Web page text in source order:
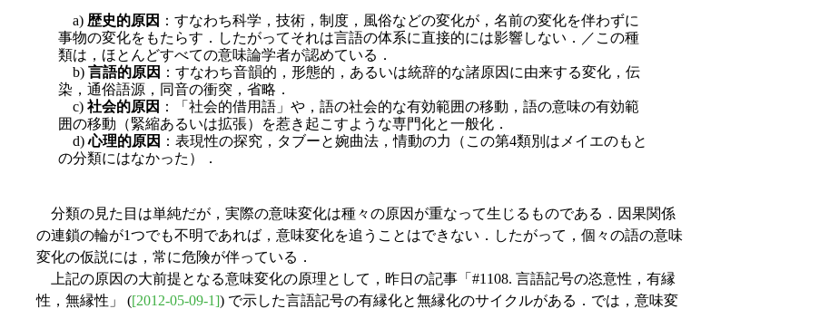
a) 歴史的原因 ：すなわち科学，技術，制度，風俗などの変化が，名前の変化を伴わずに
事物の変化をもたらす．したがってそれは言語の体系に直接的には影響しない．／この種
類は，ほとんどすべての意味論学者が認めている．
b) 言語的原因 ：すなわち音韻的，形態的，あるいは統辞的な諸原因に由来する変化，伝
染，通俗語源，同音の衝突，省略．
c) 社会的原因 ：「社会的借用語」や，語の社会的な有効範囲の移動，語の意味の有効範
囲の移動（緊縮あるいは拡張）を惹き起こすような専門化と一般化．
d)心理的原因 ：表現性の探究，タブーと婉曲法，情動の力（この第4類別はメイエのもと
の分類にはなかった）．
分類の見た目は単純だが，実際の意味変化は種々の原因が重なって生じるものである．因果関係
の連鎖の輪が1つでも不明であれば，意味変化を追うことはできない．したがって，個々の語の意味
変化の仮説には，常に危険が伴っている．
上記の原因の大前提となる意味変化の原理として，昨日の記事「#1108. 言語記号の恣意性，有縁
性，無縁性」 ([2012-05-09-1]) で示した言語記号の有縁化と無縁化のサイクルがある．では，意味変